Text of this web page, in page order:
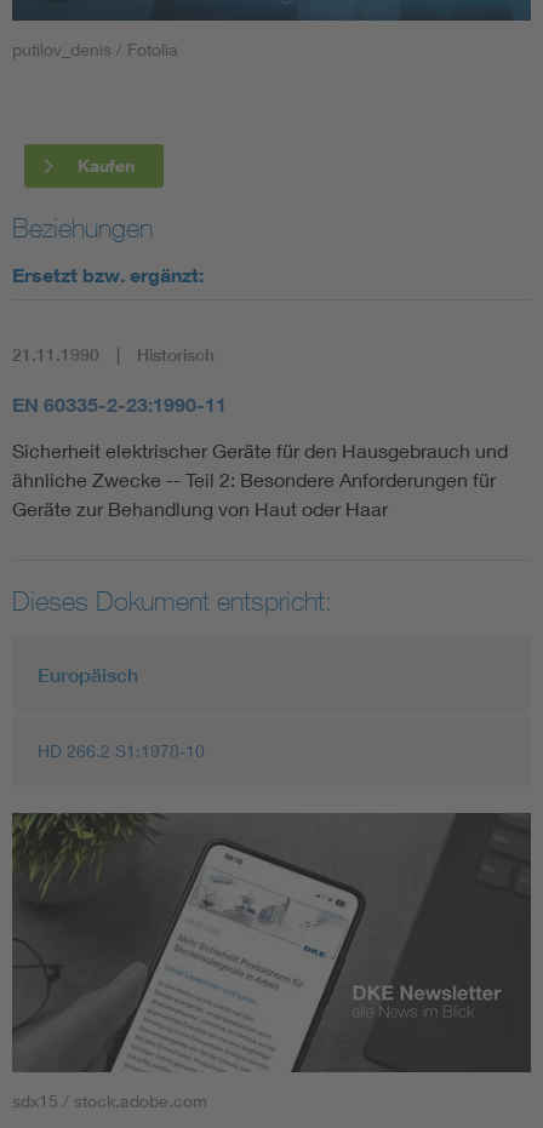
Smart Cities
Blitzschutz: DIN EN 62305 in der Übersicht
Circular Economy für mehr Ressourceneffizienz
Elektrofachkraft (EFK)
putilov_denis / Fotolia
Kaufen
Beziehungen
Ersetzt bzw. ergänzt:
21.11.1990 Historisch
EN 60335-2-23:1990-11
Sicherheit elektrischer Geräte für den Hausgebrauch und
ähnliche Zwecke -- Teil 2: Besondere Anforderungen für
Geräte zur Behandlung von Haut oder Haar
Dieses Dokument entspricht:
Europäisch
HD 266.2 S1:1978-10
sdx15 / stock.adobe.com